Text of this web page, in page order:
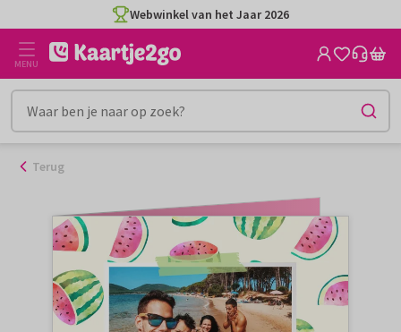
naar
inhoud
Webwinkel van het Jaar 2026
MENU
Terug